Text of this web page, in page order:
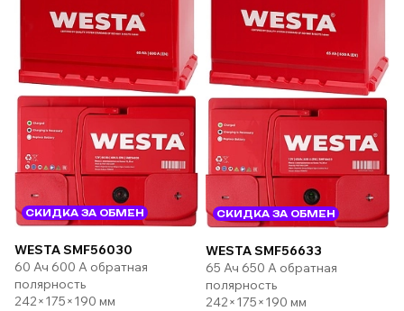
СКИДКА ЗА ОБМЕН
WESTA SMF56030
60 Ач 600 А обратная
полярность
242×175×190 мм
СКИДКА ЗА ОБМЕН
WESTA SMF56633
65 Ач 650 А обратная
полярность
242×175×190 мм